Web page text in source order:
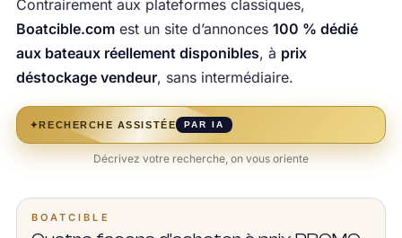
Contrairement aux plateformes classiques,
Boatcible.comest un site d’annonces 100 % dédié
aux bateaux réellement disponibles, à prix
déstockage vendeur, sans intermédiaire.
✦RECHERCHE ASSISTÉE PAR IA
Décrivez votre recherche, on vous oriente
BOATCIBLE